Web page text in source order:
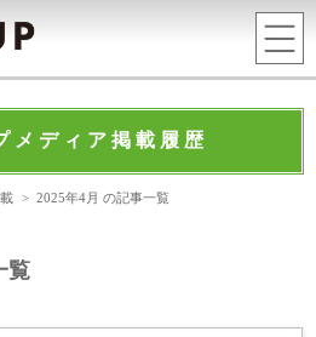
メディア掲載履歴
>2025年4月 の記事一覧
覧